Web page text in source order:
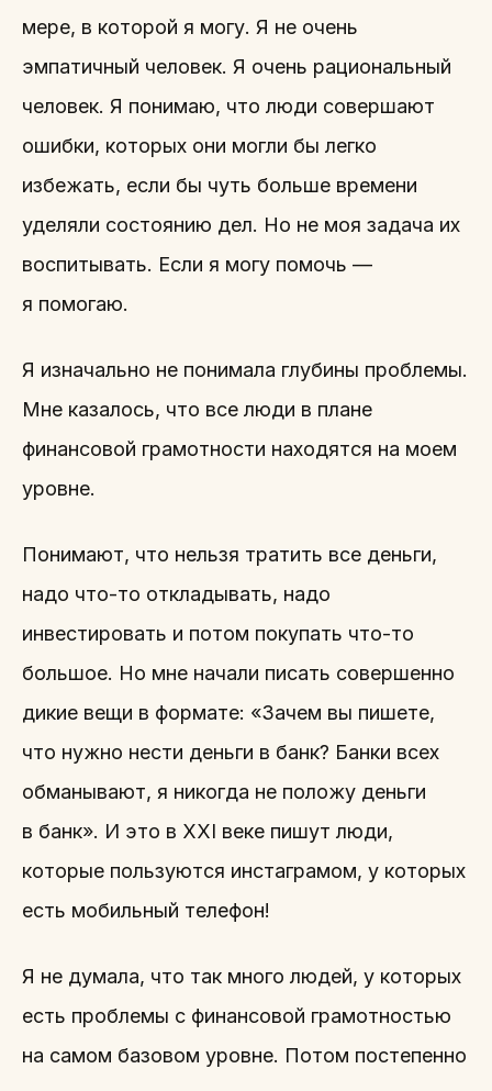
мере, в которой я могу. Я не очень
эмпатичный человек. Я очень рациональный
человек. Я понимаю, что люди совершают
ошибки, которых они могли бы легко
избежать, если бы чуть больше времени
уделяли состоянию дел. Но не моя задача их
воспитывать. Если я могу помочь —
я помогаю.
Я изначально не понимала глубины проблемы.
Мне казалось, что все люди в плане
финансовой грамотности находятся на моем
уровне.
Понимают, что нельзя тратить все деньги,
надо что-то откладывать, надо
инвестировать и потом покупать что-то
большое. Но мне начали писать совершенно
дикие вещи в формате: «Зачем вы пишете,
что нужно нести деньги в банк? Банки всех
обманывают, я никогда не положу деньги
в банк». И это в XXI веке пишут люди,
которые пользуются инстаграмом, у которых
есть мобильный телефон!
Я не думала, что так много людей, у которых
есть проблемы с финансовой грамотностью
на самом базовом уровне. Потом постепенно